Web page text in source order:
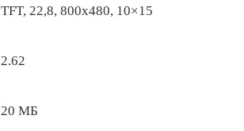
TFT, 22,8, 800х480, 10×15
2.62
20 МБ